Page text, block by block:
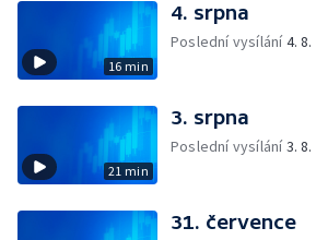
16 min
4. srpna
Poslední vysílání4.
21 min
3. srpna
Poslední vysílání3.
31. července